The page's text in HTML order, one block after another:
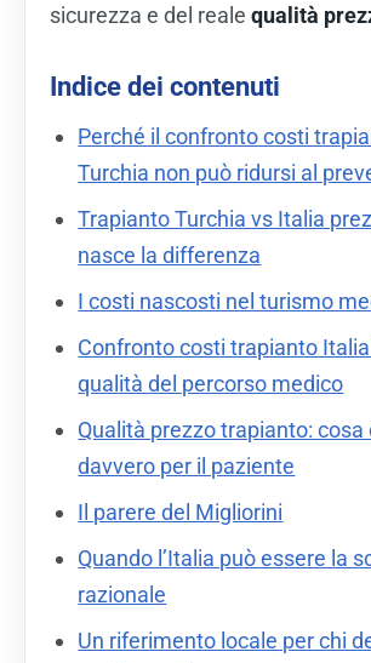
sicurezza e del reale qualità
Indice dei contenuti
Perché il confronto costi
Turchia non può ridursi al
Trapianto Turchia vs Italia
nasce la differenza
I costi nascosti nel turismo
Confronto costi trapianto
qualità del percorso medico
Qualità prezzo trapianto: cosa
davvero per il paziente
Il parere del Migliorini
Quando l’Italia può essere la
razionale
Un riferimento locale per chi